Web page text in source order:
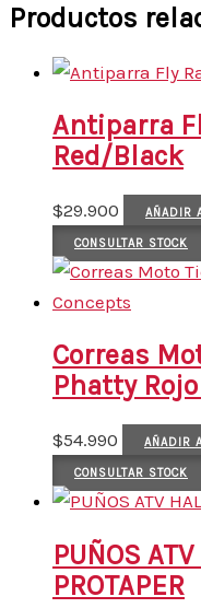
Productos
Antiparra
Red/Black
$29.900 AÑADIR
CONSULTAR STOCK
Correas
Phatty
$54.990 AÑADIR
CONSULTAR STOCK
PUÑOS
PROTAPER